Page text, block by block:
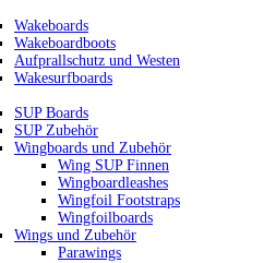
Wakeboards
Wakeboardboots
Aufprallschutz und Westen
Wakesurfboards
SUP Boards
SUP Zubehör
Wingboards und Zubehör
Wing SUP Finnen
Wingboardleashes
Wingfoil Footstraps
Wingfoilboards
Wings und Zubehör
Parawings